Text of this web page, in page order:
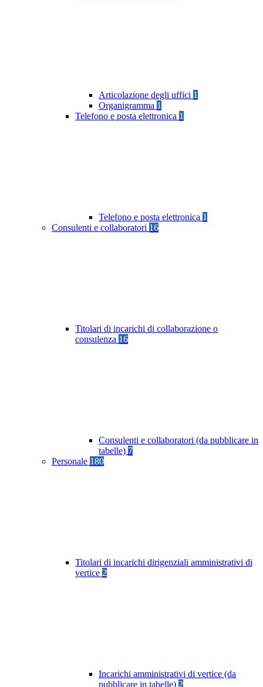
Articolazione degli uffici 1
Organigramma 1
Telefono e posta elettronica 1
Telefono e posta elettronica 1
Consulenti e collaboratori 16
Titolari di incarichi di collaborazione o
consulenza 16
Consulenti e collaboratori (da pubblicare in
tabelle) 7
Personale 180
Titolari di incarichi dirigenziali amministrativi di
vertice 2
Incarichi amministrativi di vertice (da
pubblicare in tabelle) 2